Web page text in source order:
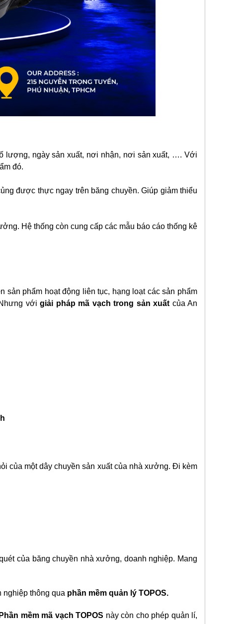
lượng, ngày sản xuất, nơi nhận, nơi sản xuất, …. Với
đó.
được thực ngay trên băng chuyền. Giúp giảm thiểu
Hệ thống còn cung cấp các mẫu báo cáo thống kê
sản phẩm hoạt động liên tục, hạng loạt các sản phẩm
vớigiải pháp mã vạch trong sản xuất của An
của một dây chuyền sản xuất của nhà xưởng. Đi kèm
của băng chuyền nhà xưởng, doanh nghiệp. Mang
nghiệp thông qua phần mềm quản lý TOPOS.
Phần mềm mã vạch TOPOS này còn cho phép quản lí,